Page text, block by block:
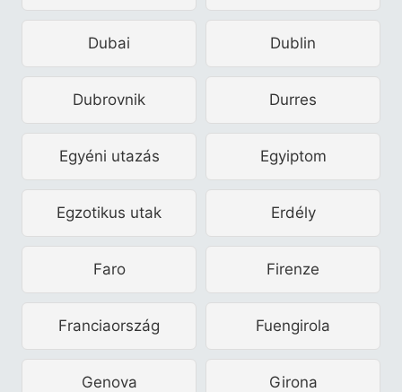
Dubai Dublin
Dubrovnik Durres
Egyéni utazás Egyiptom
Egzotikus utak Erdély
Faro Firenze
Franciaország Fuengirola
Genova Girona